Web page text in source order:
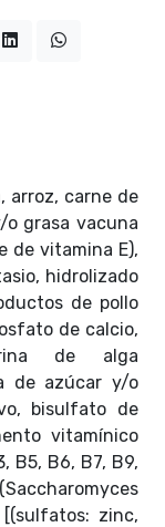
arroz, carne de
grasa vacuna
de vitamina E),
hidrolizado
de pollo
de calcio,
de alga
de azúcar y/o
bisulfato de
vitamínico
B5, B6, B7, B9,
[(sulfatos: zinc,